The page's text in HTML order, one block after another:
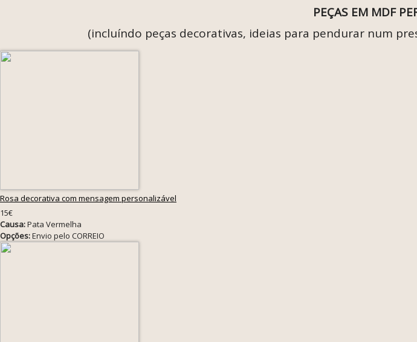
PEÇAS EM MDF
(incluíndo peças decorativas, ideias para pendurar num
Rosa decorativa com mensagem personalizável
15€
Causa:Pata Vermelha
Opções:Envio pelo CORREIO